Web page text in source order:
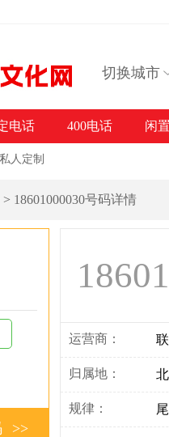
切换城市
私人定制
电话 400电话 闲
> 18601000030号码详情
运营商：
归属地：
规律：
>>